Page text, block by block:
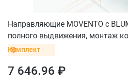
Направляющие MOVENTO с
полного выдвижения, монтаж
Комплект
7 646.96 ₽